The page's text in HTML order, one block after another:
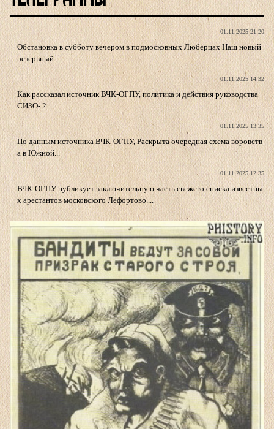
01.11.2025 21:20
Обстановка в субботу вечером в подмосковных Люберцах Наш новый
резервный...
01.11.2025 14:32
Как рассказал источник ВЧК-ОГПУ, политика и действия руководства
СИЗО- 2...
01.11.2025 13:35
По данным источника ВЧК-ОГПУ, Раскрыта очередная схема воровств
а в Южной...
01.11.2025 12:35
ВЧК-ОГПУ публикует заключительную часть свежего списка известны
х арестантов московского Лефортово....